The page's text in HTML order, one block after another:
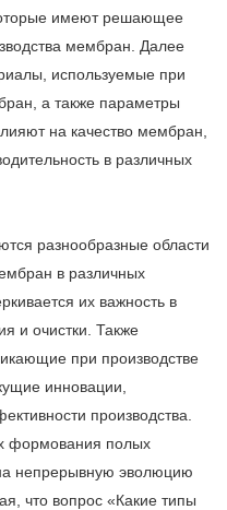
имеют решающее
мембран. Далее
используемые при
а также параметры
на качество мембран,
в различных
разнообразные области
в различных
их важность в
и очистки. Также
при производстве
инновации,
производства.
формования полых
непрерывную эволюцию
что вопрос «Какие типы